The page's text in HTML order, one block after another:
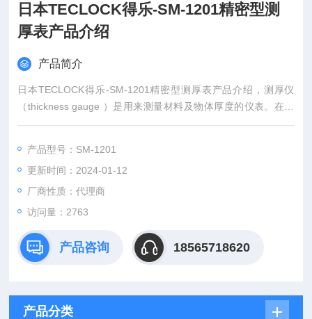
日本TECLOCK得乐-SM-1201精密型测
厚表产品介绍
产品简介
日本TECLOCK得乐-SM-1201精密型测厚表产品介绍，测厚仪
（thickness gauge ）是用来测量材料及物体厚度的仪表。在工
业生产中常用来连续或抽样测量产品的厚度。这类仪表中有利用
计;有利用涡流原理的电涡流厚度计;还有利用机械接触式测量原
理的测厚仪等。
产品型号：SM-1201
更新时间：2024-01-12
厂商性质：代理商
访问量：2763
产品咨询 18565718620
产品分类